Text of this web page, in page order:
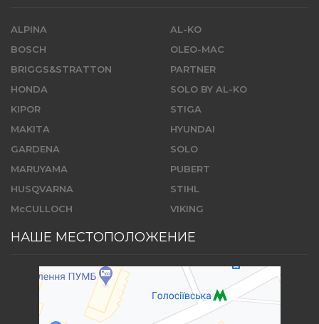
ALPINA
BOSCH
BRIGGS&STRATTON
HONDA
KIPOR
MAKITA
GARDENA
MARUYAMA
HUSQVARNA
McCULLOCH
AL-KO
OLEO-MAC
PARTNER
SOLO BY AL-KO
STIGA
HYUNDAI
SOLO
PUBERT
STIHL
VIKING
НАШЕ МЕСТОПОЛОЖЕНИЕ